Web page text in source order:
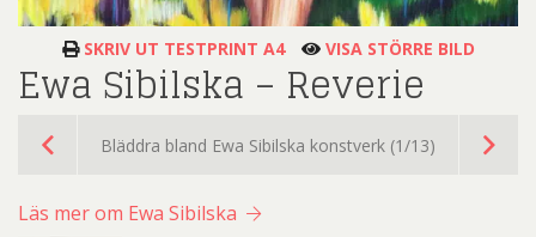
SKRIV UT TESTPRINT A4 VISA STÖRRE BILD
Ewa Sibilska – Reverie
Bläddra bland Ewa Sibilska konstverk (1/13)
Läs mer om Ewa Sibilska